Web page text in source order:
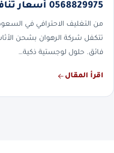
0568829975 أسعار تنافسية
من التغليف الاحترافي في
تتكفل شركة الرهوان بشحن
فائق. حلول لوجستية ذكية…
اقرأ المقال